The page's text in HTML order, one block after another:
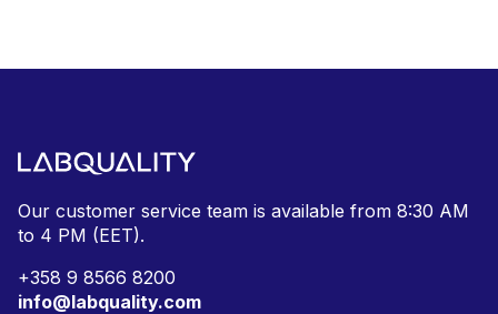
Our customer service team is available from 8:30 AM
to 4 PM (EET).
+358 9 8566 8200
info@labquality.com